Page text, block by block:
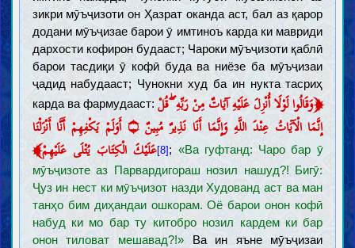
зикри мӯъҷизоти он Ҳазрат оканда аст, бал аз қарор
додани мӯъҷизае барои ӯ имтиноъ карда ки мавриди
дархости кофирон будааст; Чароки мӯъҷизоти қаблӣ
барои тасдиқи ӯ кофӣ буда ва ниёзе ба мӯъҷизаи
ҷадид набудааст; Чунокни худ ба ин нукта тасриҳ
карда ва фармудааст:
﴿وَقَالُوا لَوْلَا أُنْزِلَ عَلَيْهِ آيَاتٌ مِنْ رَبِّهِ ۖ قُلْ
إِنَّمَا الْآيَاتُ عِنْدَ اللَّهِ وَإِنَّمَا أَنَا نَذِيرٌ مُبِينٌ ۝ أَوَلَمْ يَكْفِهِمْ أَنَّا أَنْزَلْنَا
عَلَيْكَ الْكِتَابَ يُتْلَى عَلَيْهِمْ﴾ [8] ; «Ва гуфтанд: Чаро бар ӯ
мӯъҷизоте аз Парвардигораш нозил нашуд?! Бигӯ:
Ҷуз ин нест ки мӯъҷизот назди Худованд аст ва ман
танҳо бим диҳандаи ошкорам. Оё барои онон кофӣ
набуд ки мо бар ту китобро нозил кардем ки бар
онон тиловат мешавад?!»Ва ин яъне мӯъҷизаи